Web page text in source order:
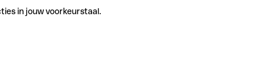
in jouw voorkeurstaal.